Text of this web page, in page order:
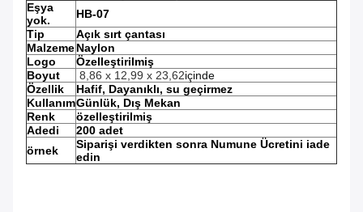
Eşya
yok.
HB-07
Tip
Açık sırt çantası
MalzemeNaylon
Logo
Özelleştirilmiş
Boyut
8,86 x 12,99 x 23,62içinde
Özellik
Hafif, Dayanıklı, su geçirmez
KullanımGünlük, Dış Mekan
Renk
özelleştirilmiş
Adedi
200 adet
örnek
Siparişi verdikten sonra Numune Ücretini iade
edin